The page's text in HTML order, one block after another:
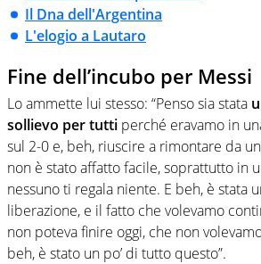
Il Dna dell'Argentina
L'elogio a Lautaro
Fine dell’incubo per Messi
Lo ammette lui stesso: “Penso sia stata
sollievo per tutti perché eravamo in
sul 2-0 e, beh, riuscire a rimontare da
non è stato affatto facile, soprattutto in
nessuno ti regala niente. E beh, è ​​stata
liberazione, e il fatto che volevamo
non poteva finire oggi, che non
beh, è ​​stato un po’ di tutto questo”.